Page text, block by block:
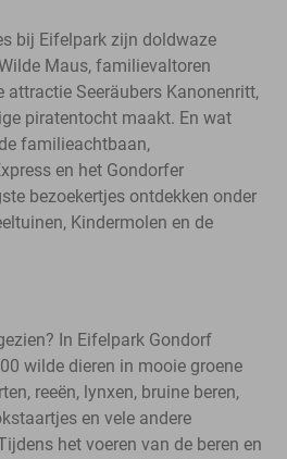
bij Eifelpark zijn doldwaze
Maus, familievaltoren
attractie Seeräubers Kanonenritt,
piratentocht maakt. En wat
familieachtbaan,
en het Gondorfer
bezoekertjes ontdekken onder
Kindermolen en de
In Eifelpark Gondorf
wilde dieren in mooie groene
reeën, lynxen, bruine beren,
en vele andere
het voeren van de beren en